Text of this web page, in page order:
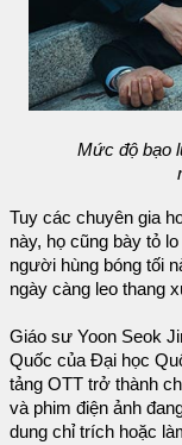
Mức độ bạo
Tuy các chuyên gia
này, họ cũng bày tỏ
người hùng bóng tối
ngày càng leo thang
Giáo sư Yoon Seok
Quốc của Đại học
tảng OTT trở thành
và phim điện ảnh
dung chỉ trích hoặc